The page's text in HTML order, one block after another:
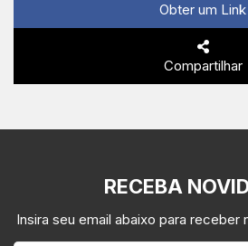
Obter um Link
Compartilhar
RECEBA
Insira seu email abaixo para receber